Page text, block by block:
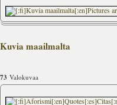
Kuvia maailmalta
73 Valokuvaa